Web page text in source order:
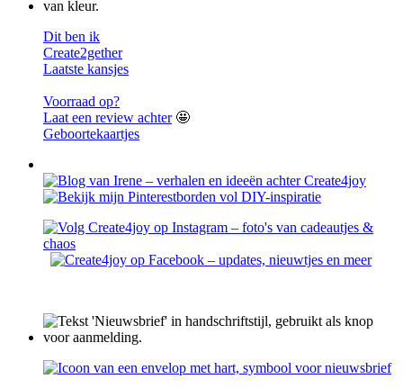
Dit ben ik
Create2gether
Laatste kansjes
Voorraad op?
Laat een review achter🤩
Geboortekaartjes